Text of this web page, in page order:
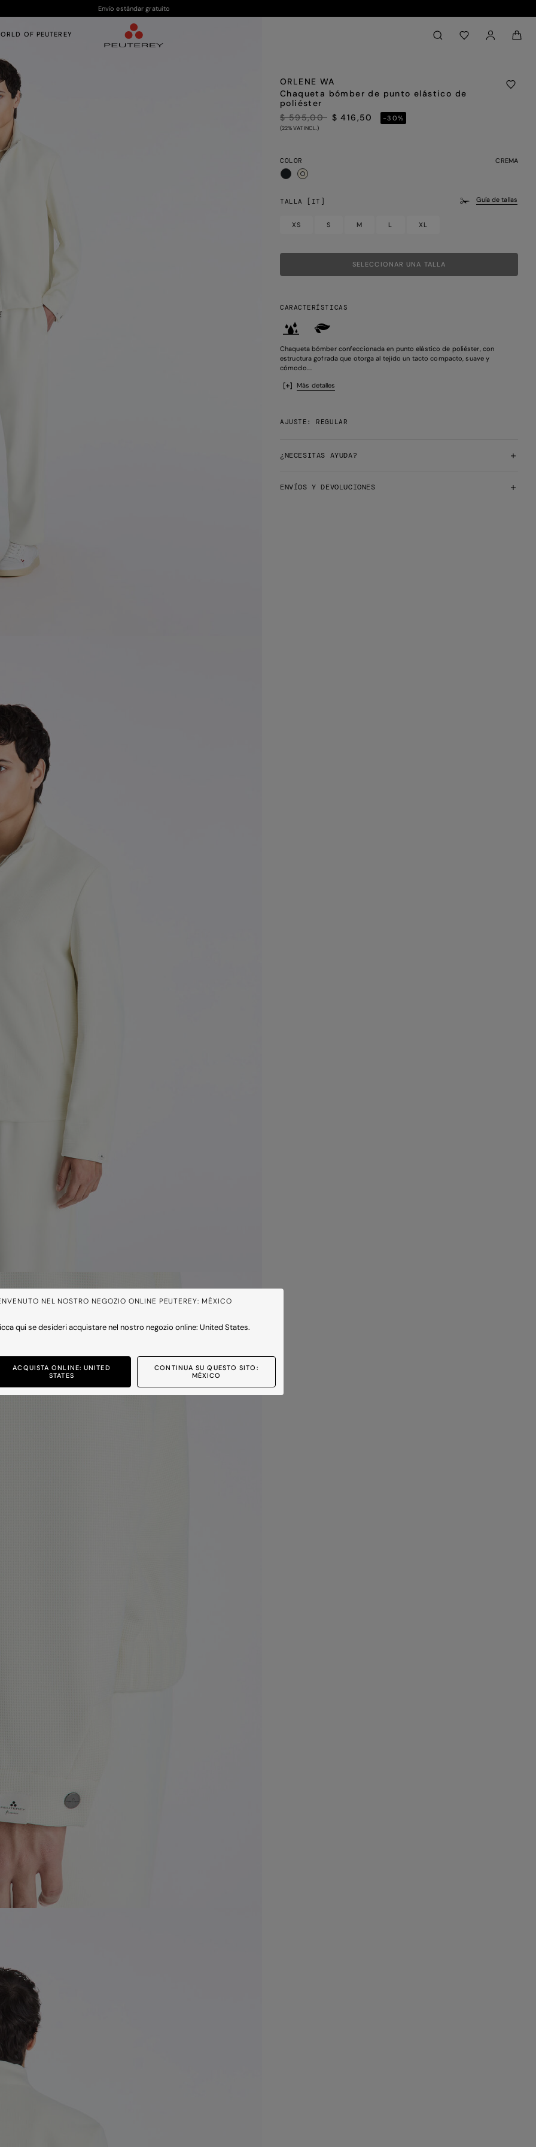
Envío estándar gratuito
OF PEUTEREY Back to My Account
NEL NOSTRO NEGOZIO ONLINE PEUTEREY: MÉXICO
qui se desideri acquistare nel nostro negozio online: United States.
ACQUISTA ONLINE: UNITED
STATES
CONTINUA SU QUESTO SITO:
MÉXICO
ORLENE WA
Chaqueta bómber de punto elástico de
poliéster
PRECIO REBAJADO DE
$ 595,00A$ 416,50 -30%
(22% VAT INCL.)
COLOR CREMA
TALLA [IT] Guía de tallas
XS S M L XL
SELECCIONAR UNA TALLA
CARACTERÍSTICAS
Chaqueta bómber confeccionada en punto elástico de poliéster, con
estructura gofrada que otorga al tejido un tacto compacto, suave y
cómodo....
Más detalles
AJUSTE: REGULAR
¿NECESITAS AYUDA?
ENVÍOS Y DEVOLUCIONES